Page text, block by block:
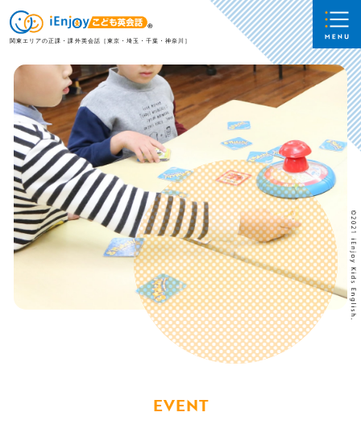
関東エリアの正課・課外英会話［東京・埼玉・千葉・神奈川］
EVENT